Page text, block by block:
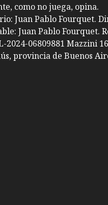
como no juega, opina.
Juan Pablo Fourquet.
Juan Pablo Fourquet.
2024-06809881 Mazzini
provincia de Buenos